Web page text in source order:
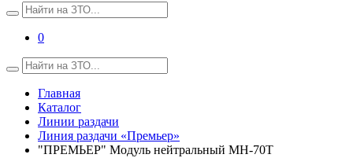
0
Главная
Каталог
Линии раздачи
Линия раздачи «Премьер»
"ПРЕМЬЕР" Модуль нейтральный МН-70Т